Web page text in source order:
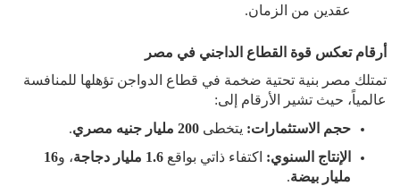
عقدين من الزمان.
أرقام تعكس قوة القطاع الداجني في مصر
تمتلك مصر بنية تحتية ضخمة في قطاع الدواجن تؤهلها للمنافسة
عالمياً، حيث تشير الأرقام إلى:
حجم الاستثمارات: يتخطى 200 مليار جنيه مصري
.
الإنتاج السنوي: اكتفاء ذاتي بواقع 1.6 مليار دجاجة ، و16
مليار بيضة.